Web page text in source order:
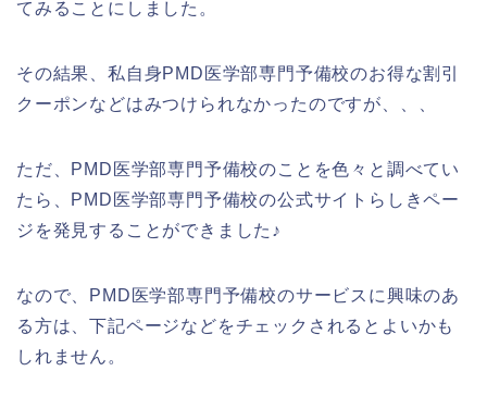
てみることにしました。
その結果、私自身PMD医学部専門予備校のお得な割引
クーポンなどはみつけられなかったのですが、、、
ただ、PMD医学部専門予備校のことを色々と調べてい
たら、PMD医学部専門予備校の公式サイトらしきペー
ジを発見することができました♪
なので、PMD医学部専門予備校のサービスに興味のあ
る方は、下記ページなどをチェックされるとよいかも
しれません。